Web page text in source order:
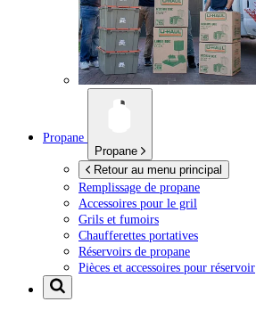
Propane
Propane
Retour au menu principal
Remplissage de propane
Accessoires pour le gril
Grils et fumoirs
Chaufferettes portatives
Réservoirs de propane
Pièces et accessoires pour réservoir